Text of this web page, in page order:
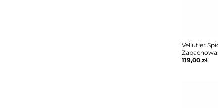
Vellutier
Zapachowa
119,00zł